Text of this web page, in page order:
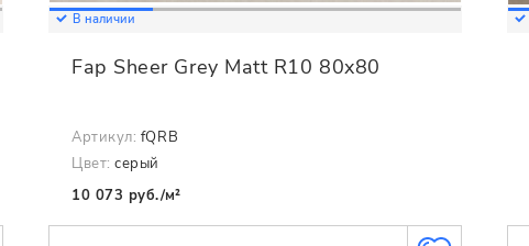
В наличии
Fap Sheer Grey Matt R10 80x80
Артикул: fQRB
Цвет: серый
10 073 руб./м²